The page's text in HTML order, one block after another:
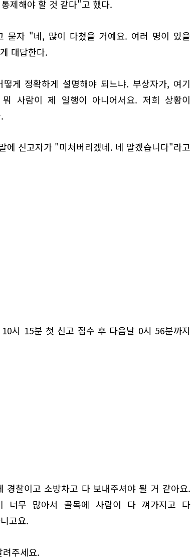
제해야 할 것 같다"고 했다.
묻자 "네, 많이 다쳤을 거예요. 여러 명이 있을
대답한다.
게 정확하게 설명해야 되느냐. 부상자가, 여기
사람이 제 일행이 아니어서요. 저희 상황이
에 신고자가 "미쳐버리겠네. 네 알겠습니다"라고
시 15분 첫 신고 접수 후 다음날 0시 56분까지
경찰이고 소방차고 다 보내주셔야 될 거 같아요.
너무 많아서 골목에 사람이 다 껴가지고 다
고요.
주세요.